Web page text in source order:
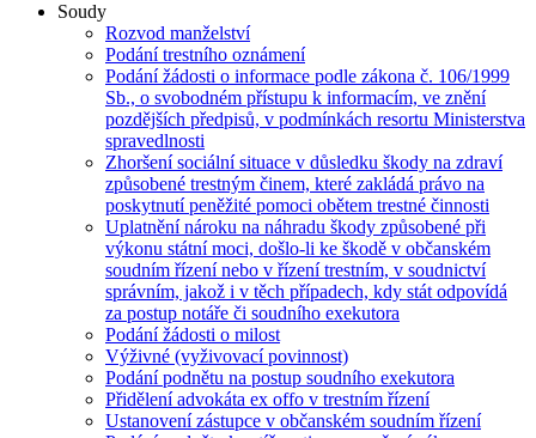
Soudy
Rozvod manželství
Podání trestního oznámení
Podání žádosti o informace podle zákona č. 106/1999
Sb., o svobodném přístupu k informacím, ve znění
pozdějších předpisů, v podmínkách resortu Ministerstva
spravedlnosti
Zhoršení sociální situace v důsledku škody na zdraví
způsobené trestným činem, které zakládá právo na
poskytnutí peněžité pomoci obětem trestné činnosti
Uplatnění nároku na náhradu škody způsobené při
výkonu státní moci, došlo-li ke škodě v občanském
soudním řízení nebo v řízení trestním, v soudnictví
správním, jakož i v těch případech, kdy stát odpovídá
za postup notáře či soudního exekutora
Podání žádosti o milost
Výživné (vyživovací povinnost)
Podání podnětu na postup soudního exekutora
Přidělení advokáta ex offo v trestním řízení
Ustanovení zástupce v občanském soudním řízení